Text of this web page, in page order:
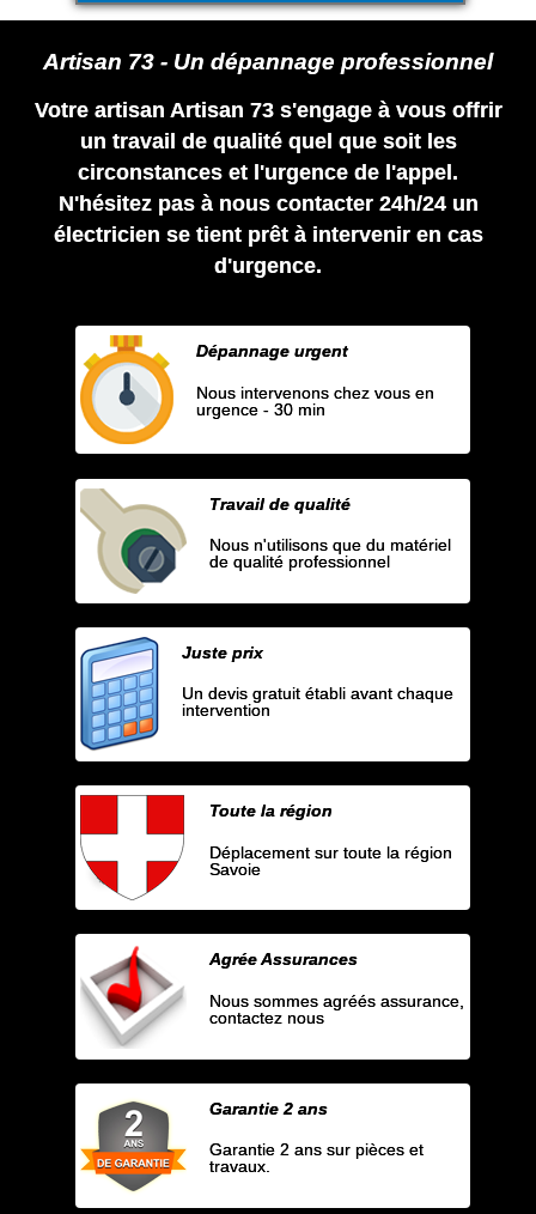
Artisan 73 - Un dépannage professionnel
Votre artisan Artisan 73 s'engage à vous offrir
un travail de qualité quel que soit les
circonstances et l'urgence de l'appel.
N'hésitez pas à nous contacter 24h/24 un
électricien se tient prêt à intervenir en cas
d'urgence.
Dépannage urgent
Nous intervenons chez vous en
urgence - 30 min
Travail de qualité
Nous n'utilisons que du matériel
de qualité professionnel
Juste prix
Un devis gratuit établi avant chaque
intervention
Toute la région
Déplacement sur toute la région
Savoie
Agrée Assurances
Nous sommes agréés assurance,
contactez nous
Garantie 2 ans
Garantie 2 ans sur pièces et
travaux.